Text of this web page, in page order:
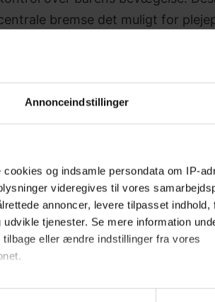
Annonceindstillinger
og indsamle persondata om IP-
videregives til vores
annoncer, levere tilpasset indhold,
tjenester. Se mere information
eller ændre indstillinger fra vores
bremse det muligt for
plads, hvilket sikrer sikkerhed
design sikrer let betjening
essentielle tilbehør forbedrer
hvilket gør Mobilio skifteleje
bremsesystem øger